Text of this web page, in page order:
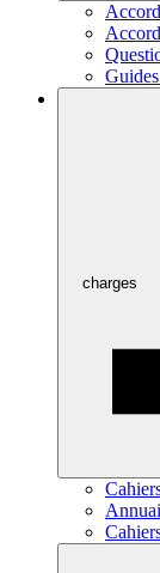
charges